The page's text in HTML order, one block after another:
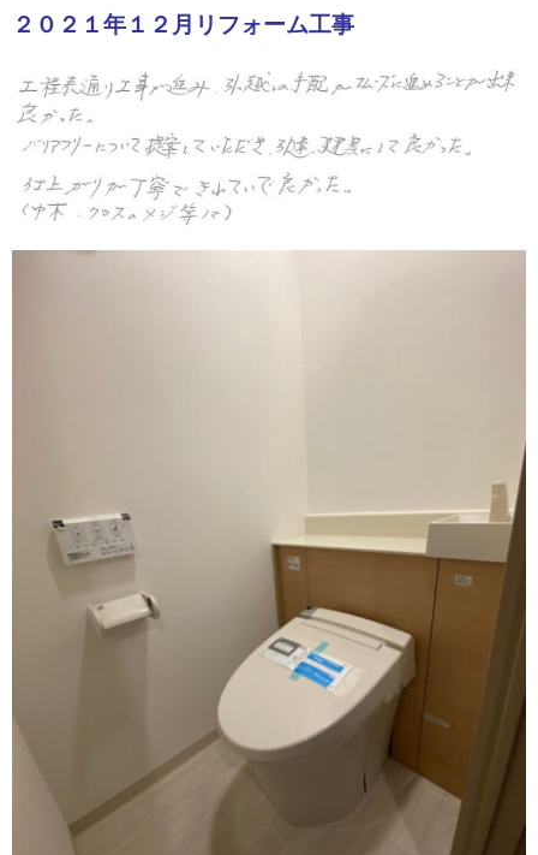
２０２１年１２月リフォーム工事